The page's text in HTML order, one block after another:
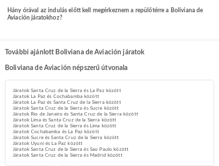
Hány órával az indulás előtt kell megérkeznem a repülőtérre a Boliviana de
Aviación járatokhoz?
További ajánlott Boliviana de Aviación járatok
Boliviana de Aviación népszerű útvonala
Járatok Santa Cruz de la Sierra és La Paz között
Járatok La Paz és Cochabamba között
Járatok La Paz és Santa Cruz de la Sierra között
Járatok Santa Cruz de la Sierra és Sucre között
Járatok Rio de Janeiro és Santa Cruz de la Sierra között
Járatok Lima és Santa Cruz de la Sierra között
Járatok Santa Cruz de la Sierra és Lima között
Járatok Cochabamba és La Paz között
Járatok Sucre és Santa Cruz de la Sierra között
Járatok Uyuni és La Paz között
Járatok Santa Cruz de la Sierra és Sao Paulo között
Járatok Santa Cruz de la Sierra és Madrid között